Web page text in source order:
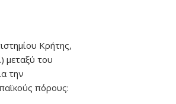
Κρήτης,
) μεταξύ του
την
πόρους: